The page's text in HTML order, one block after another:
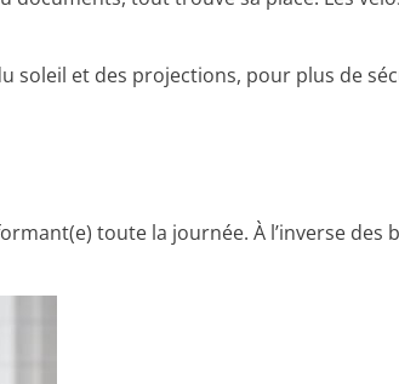
soleil et des projections, pour plus de
toute la journée. À l’inverse